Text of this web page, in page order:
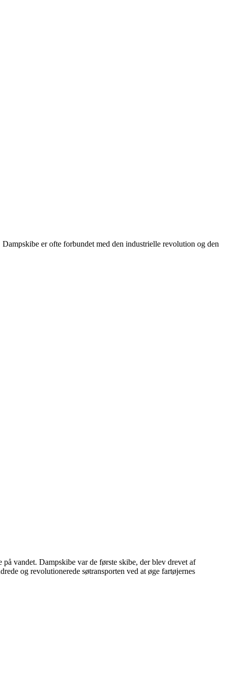
er ofte forbundet med den industrielle revolution og den
vandet. Dampskibe var de første skibe, der blev drevet af
og revolutionerede søtransporten ved at øge fartøjernes